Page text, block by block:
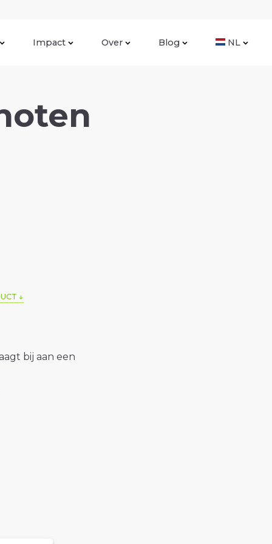
Impact Over Blog NL
bij aan een